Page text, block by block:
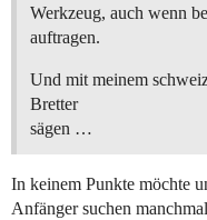
Werkzeug, auch wenn
auftragen.
Und mit meinem
Bretter
sägen …
In keinem Punkte möchte
Anfänger suchen